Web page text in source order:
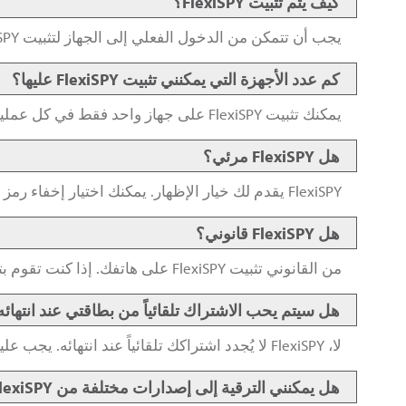
يجب أن تتمكن من الدخول الفعلي إلى الجهاز لتثبيت FlexiSPY. لا يمكن تثبيت البرنامج عن بُعد.
كم عدد الأجهزة التي يمكنني تثبيت FlexiSPY عليها؟
يمكنك تثبيت FlexiSPY على جهاز واحد فقط في كل عملية شراء ترخيص. ومع ذلك، يمكنك إلغاء ونقل هذا الترخيص لجهاز آخر عدة مرات كما تريد خلال فترة اشتراكك.
هل FlexiSPY مرئي؟
FlexiSPY يقدم لك خيار الإظهار. يمكنك اختيار إخفاء رمز البرنامج بعد تثبيت FlexiSPY. يمكنك قراءة المزيد حول كيفية عمل ذلك
هل FlexiSPY قانوني؟
من القانوني تثبيت FlexiSPY على هاتفك. إذا كنت تقوم بتثبيت FlexiSPY على هاتف لا تملكه، يجب أن يكون لديك إذن صريح من صاحب الجهاز لعمل ذلك قبل تثبيت FlexiSPY.
هل سيتم يحب الاشتراك تلقائياً من بطاقتي عند
لا، FlexiSPY لا يُجدد اشتراكك تلقائياً عند انتهائه. يجب عليك تجديد اشتراكك يدوياً بنفسك لمواصلة الانتفاع بالخدمة.
هل يمكنني الترقية إلى إصدارات مختلفة من FlexiSPY بدون إعادة تثبيت؟